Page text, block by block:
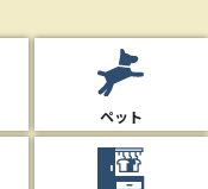
ペット